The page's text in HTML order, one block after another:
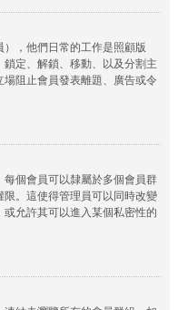
，他們日常的工作是照顧版
定、解鎖、移動、以及分割主
阻止會員發表離題、廣告或令
個會員可以隸屬於多個會員群
。這使得管理員可以同時改變
允許其可以進入某個私密性的